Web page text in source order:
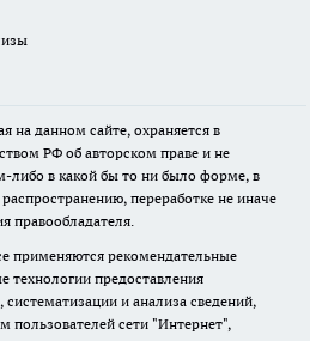
на данном сайте, охраняется в
РФ об авторском праве и не
либо в какой бы то ни было форме, в
переработке не иначе
правообладателя.
применяются рекомендательные
предоставления
и анализа сведений,
пользователей сети "Интернет",